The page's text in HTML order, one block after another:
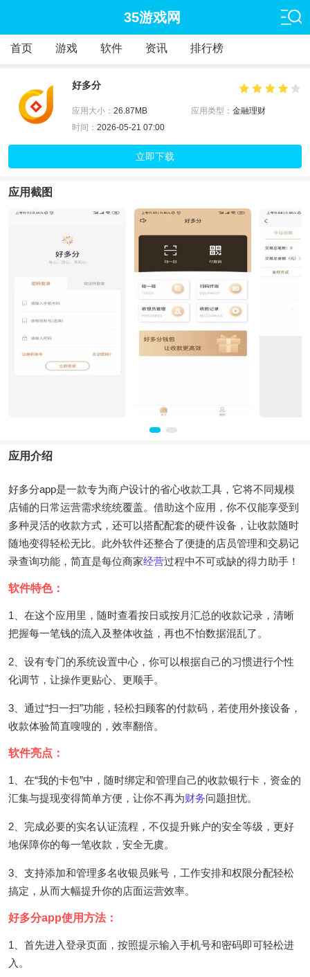
35游戏网
首页 游戏 软件 资讯 排行榜
好多分
应用大小： 26.87MB 应用类型： 金融理财
时间： 2026-05-21 07:00
立即下载
应用截图
应用介绍
好多分app是一款专为商户设计的省心收款工具，它将不同规模
店铺的日常运营需求统统覆盖。借助这个应用，你不仅能享受到
多种灵活的收款方式，还可以搭配配套的硬件设备，让收款随时
随地变得轻松无比。此外软件还整合了便捷的店员管理和交易记
录查询功能，简直是每位商家经营过程中不可或缺的得力助手！
软件特色：
1、在这个应用里，随时查看按日或按月汇总的收款记录，清晰
把握每一笔钱的流入及整体收益，再也不怕数据混乱了。
2、设有专门的系统设置中心，你可以根据自己的习惯进行个性
化调节，让操作更贴心、更顺手。
3、通过“扫一扫”功能，轻松扫顾客的付款码，若使用外接设备，
收款体验简直嗖嗖的，效率翻倍。
软件亮点：
1、在“我的卡包”中，随时绑定和管理自己的收款银行卡，资金的
汇集与提现变得简单方便，让你不再为财务问题担忧。
2、完成必要的实名认证流程，不仅提升账户的安全等级，更好
地保障你的每一笔收款，安全无虞。
3、支持添加和管理多名收银员账号，工作安排和权限分配轻松
搞定，从而大幅提升你的店面运营效率。
好多分app使用方法：
1、首先进入登录页面，按照提示输入手机号和密码即可轻松进
入。